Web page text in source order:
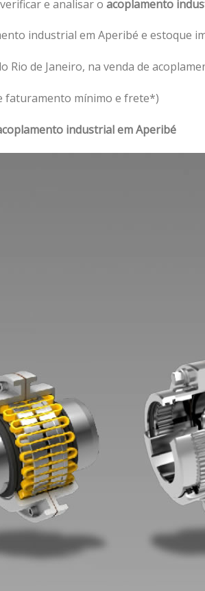
e analisar o acoplamento
industrial em Aperibé e estoque
Rio de Janeiro, na venda de
faturamento mínimo e frete*)
industrial em Aperibé